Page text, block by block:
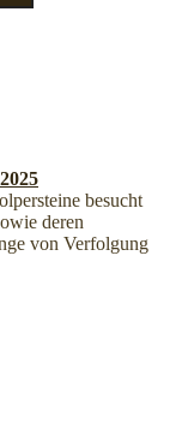
besucht
deren
von Verfolgung